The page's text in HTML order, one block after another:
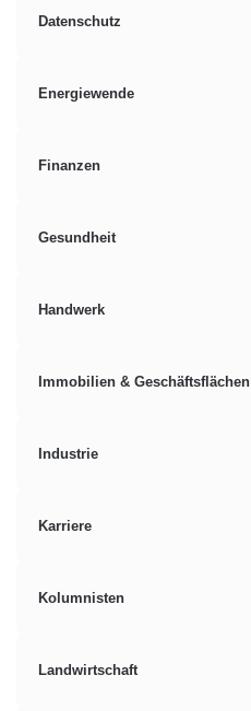
Datenschutz
Energiewende
Finanzen
Gesundheit
Handwerk
Immobilien & Geschäftsflächen
Industrie
Karriere
Kolumnisten
Landwirtschaft